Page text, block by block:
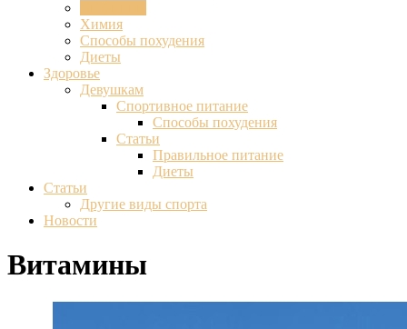
Химия
Способы похудения
Диеты
Здоровье
Девушкам
Спортивное питание
Способы похудения
Статьи
Правильное питание
Диеты
Статьи
Другие виды спорта
Новости
Витамины